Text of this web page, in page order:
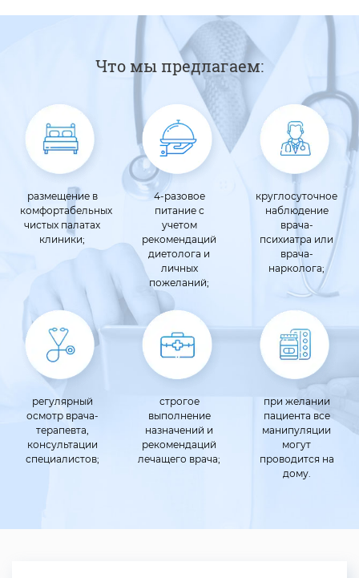
Что мы предлагаем:
размещение в
комфортабельных
чистых палатах
клиники;
4-разовое
питание с
учетом
рекомендаций
диетолога и
личных
пожеланий;
круглосуточное
наблюдение
врача-
психиатра или
врача-
нарколога;
регулярный
осмотр врача-
терапевта,
консультации
специалистов;
строгое
выполнение
назначений и
рекомендаций
лечащего врача;
при желании
пациента все
манипуляции
могут
проводится на
дому.